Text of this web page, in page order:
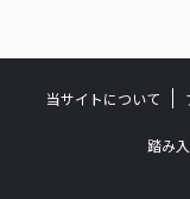
谷、社殿の背後に隠れてい
当サイトについて
踏み